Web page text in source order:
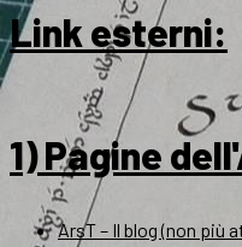
Link esterni:
1) Pagine
ArsT – Il blog (non più